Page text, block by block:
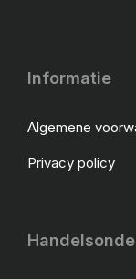
Informatie
Algemene
Privacy policy